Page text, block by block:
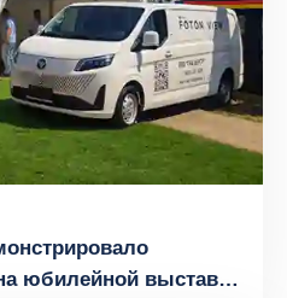
юбилейной выставке